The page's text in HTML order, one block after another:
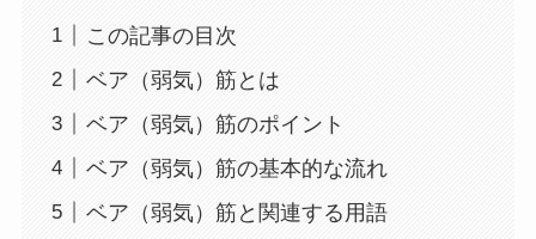
この記事の目次
ベア（弱気）筋とは
ベア（弱気）筋のポイント
ベア（弱気）筋の基本的な流れ
ベア（弱気）筋と関連する用語